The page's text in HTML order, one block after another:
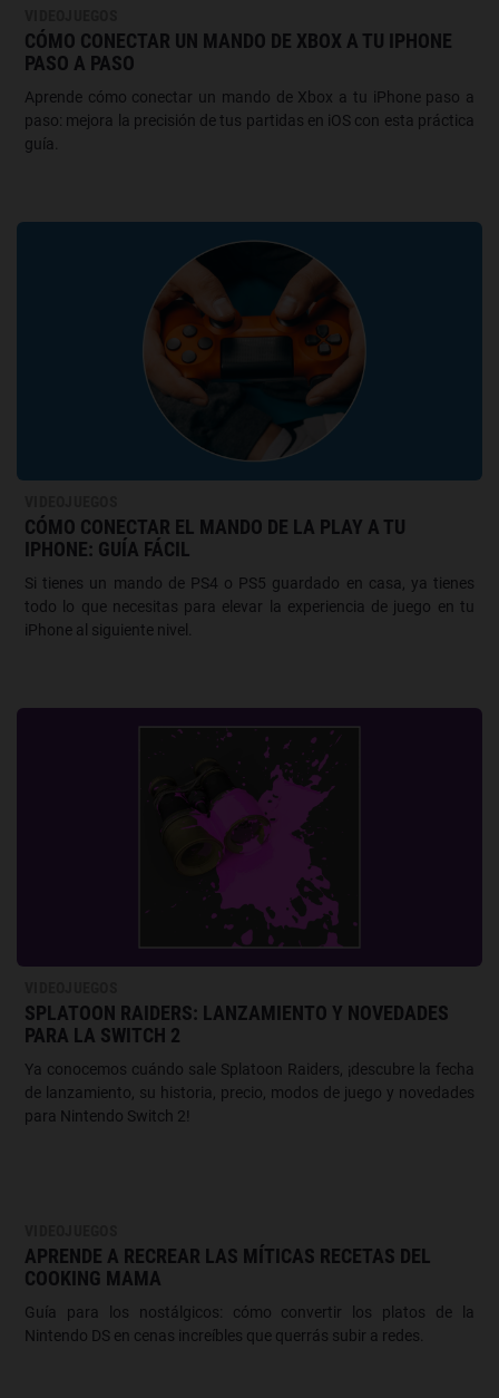
CÓMO CONECTAR UN MANDO DE XBOX A TU IPHONE
PASO A PASO
Aprende cómo conectar un mando de Xbox a tu iPhone paso a
paso: mejora la precisión de tus partidas en iOS con esta práctica
guía.
CÓMO CONECTAR EL MANDO DE LA PLAY A TU
IPHONE: GUÍA FÁCIL
Si tienes un mando de PS4 o PS5 guardado en casa, ya tienes
todo lo que necesitas para elevar la experiencia de juego en tu
iPhone al siguiente nivel.
SPLATOON RAIDERS: LANZAMIENTO Y NOVEDADES
PARA LA SWITCH 2
Ya conocemos cuándo sale Splatoon Raiders, ¡descubre la fecha
de lanzamiento, su historia, precio, modos de juego y novedades
para Nintendo Switch 2!
APRENDE A RECREAR LAS MÍTICAS RECETAS DEL
COOKING MAMA
Guía para los nostálgicos: cómo convertir los platos de la
Nintendo DS en cenas increíbles que querrás subir a redes.